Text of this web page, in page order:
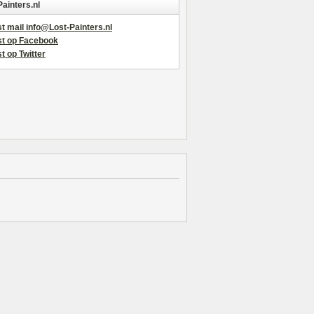
mail info@Lost-Painters.nl
op Facebook
op Twitter